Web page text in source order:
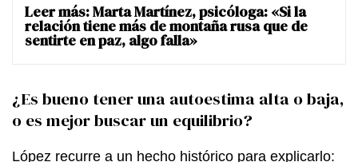
Leer más:Marta Martínez, psicóloga: «Si la
relación tiene más de montaña rusa que de
sentirte en paz, algo falla»
¿Es bueno tener una autoestima alta o baja,
o es mejor buscar un equilibrio?
López recurre a un hecho histórico para explicarlo: